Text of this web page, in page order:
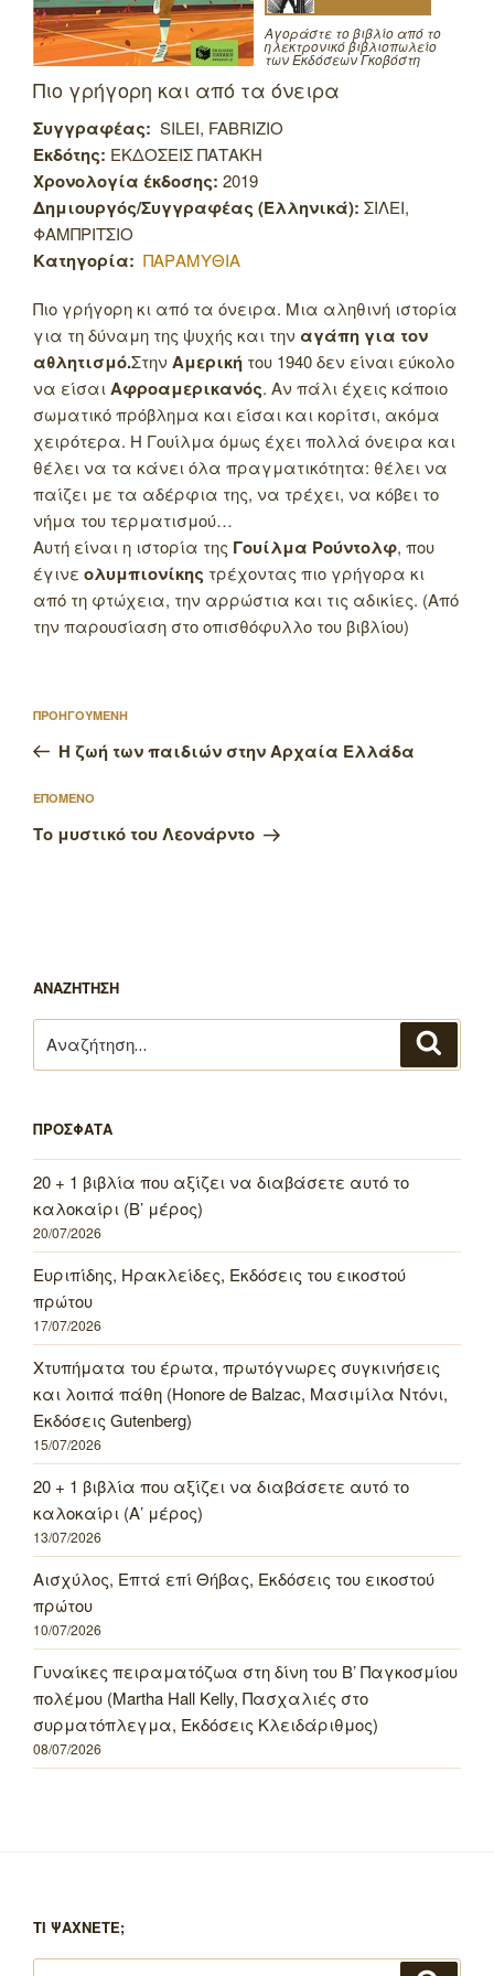
Αγοράστε το βιβλίο από το
ηλεκτρονικό βιβλιοπωλείο
των Εκδόσεων Γκοβόστη
Πιο γρήγορη και από τα όνειρα
Συγγραφέας: SILEI, FABRIZIO
Εκδότης: ΕΚΔΟΣΕΙΣ ΠΑΤΑΚΗ
Χρονολογία έκδοσης: 2019
Δημιουργός/Συγγραφέας (Ελληνικά): ΣΙΛΕΙ,
ΦΑΜΠΡΙΤΣΙΟ
Κατηγορία: ΠΑΡΑΜΥΘΙΑ
Πιο γρήγορη κι από τα όνειρα. Μια αληθινή ιστορία
για τη δύναμη της ψυχής και την αγάπη για τον
αθλητισμό.Στην Αμερική του 1940 δεν είναι εύκολο
να είσαι Αφροαμερικανός. Αν πάλι έχεις κάποιο
σωματικό πρόβλημα και είσαι και κορίτσι, ακόμα
χειρότερα. Η Γουίλμα όμως έχει πολλά όνειρα και
θέλει να τα κάνει όλα πραγματικότητα: θέλει να
παίζει με τα αδέρφια της, να τρέχει, να κόβει το
νήμα του τερματισμού…
Αυτή είναι η ιστορία της Γουίλμα Ρούντολφ, που
έγινε ολυμπιονίκης τρέχοντας πιο γρήγορα κι
από τη φτώχεια, την αρρώστια και τις αδικίες. (Από
την παρουσίαση στο οπισθόφυλλο του βιβλίου)
άρθρων
Προηγούμενο
άρθρο
ΠΡΟΗΓΟΥΜΕΝΗ
Η ζωή των παιδιών στην Αρχαία Ελλάδα
Επόμενο
άρθρο
ΕΠΟΜΕΝΟ
Το μυστικό του Λεονάρντο
ΑΝΑΖΗΤΗΣΗ
για:
ΠΡΟΣΦΑΤΑ
20 + 1 βιβλία που αξίζει να διαβάσετε αυτό το
καλοκαίρι (Β’ μέρος)
20/07/2026
Ευριπίδης, Ηρακλείδες, Εκδόσεις του εικοστού
πρώτου
17/07/2026
Χτυπήματα του έρωτα, πρωτόγνωρες συγκινήσεις
και λοιπά πάθη (Honore de Balzac, Μασιμίλα Ντόνι,
Εκδόσεις Gutenberg)
15/07/2026
20 + 1 βιβλία που αξίζει να διαβάσετε αυτό το
καλοκαίρι (Α’ μέρος)
13/07/2026
Αισχύλος, Επτά επί Θήβας, Εκδόσεις του εικοστού
πρώτου
10/07/2026
Γυναίκες πειραματόζωα στη δίνη του Β’ Παγκοσμίου
πολέμου (Martha Hall Kelly, Πασχαλιές στο
συρματόπλεγμα, Εκδόσεις Κλειδάριθμος)
08/07/2026
ΤΙ ΨΑΧΝΕΤΕ;